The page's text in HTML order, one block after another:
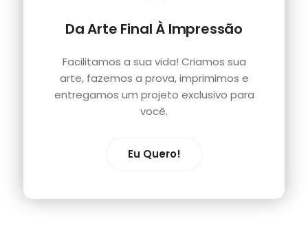
Da Arte Final À Impressão
Facilitamos a sua vida! Criamos sua
arte, fazemos a prova, imprimimos e
entregamos um projeto exclusivo para
você.
Eu Quero!